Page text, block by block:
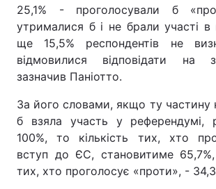
Лонгріди
Відео з Youtube Статті
Архів Вакансії
Контакти
25,1% - проголосували б
утрималися б і не брали участі в
ще 15,5% респондентів не
відмовилися відповідати на
зазначив Паніотто.
За його словами, якщо ту частину
б взяла участь у референдумі,
100%, то кількість тих, хто
вступ до ЄС, становитиме 65,7%,
тих, хто проголосує «проти», -